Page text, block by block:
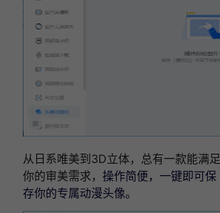
从日系唯美到3D立体，总有一款能满足
你的审美需求， 操作简便，一键即可保
存你的专属动漫头像。